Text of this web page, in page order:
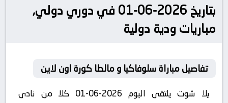
بتاريخ 2026-06-01 في دوري دولي,
مباريات ودية دولية
تفاصيل مباراة سلوفاكيا و مالطا كورة اون لاين
يلا شوت يلتقى اليوم 2026-06-01 كلا من نادى